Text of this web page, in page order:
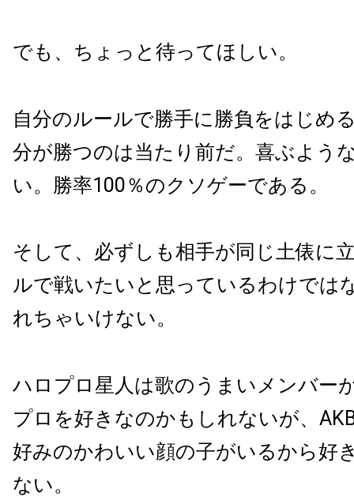
でも、ちょっと待ってほしい。
自分のルールで勝手に勝負をはじめ
分が勝つのは当たり前だ。喜ぶよう
い。勝率100％のクソゲーである。
そして、必ずしも相手が同じ土俵に
ルで戦いたいと思っているわけでは
れちゃいけない。
ハロプロ星人は歌のうまいメンバー
プロを好きなのかもしれないが、
好みのかわいい顔の子がいるから好
ない。